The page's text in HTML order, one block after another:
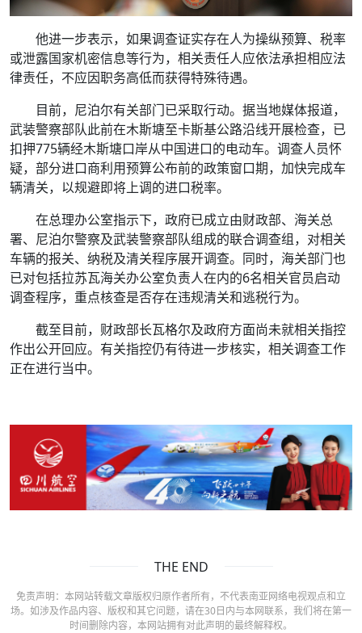
他进一步表示，如果调查证实存在人为操纵预算、税率
或泄露国家机密信息等行为，相关责任人应依法承担相应法
律责任，不应因职务高低而获得特殊待遇。
目前，尼泊尔有关部门已采取行动。据当地媒体报道，
武装警察部队此前在木斯塘至卡斯基公路沿线开展检查，已
扣押775辆经木斯塘口岸从中国进口的电动车。调查人员怀
疑，部分进口商利用预算公布前的政策窗口期，加快完成车
辆清关，以规避即将上调的进口税率。
在总理办公室指示下，政府已成立由财政部、海关总
署、尼泊尔警察及武装警察部队组成的联合调查组，对相关
车辆的报关、纳税及清关程序展开调查。同时，海关部门也
已对包括拉苏瓦海关办公室负责人在内的6名相关官员启动
调查程序，重点核查是否存在违规清关和逃税行为。
截至目前，财政部长瓦格尔及政府方面尚未就相关指控
作出公开回应。有关指控仍有待进一步核实，相关调查工作
正在进行当中。
THE END
免责声明：本网站转载文章版权归原作者所有，不代表南亚网络电视观点和立
场。如涉及作品内容、版权和其它问题，请在30日内与本网联系，我们将在第一
时间删除内容，本网站拥有对此声明的最终解释权。